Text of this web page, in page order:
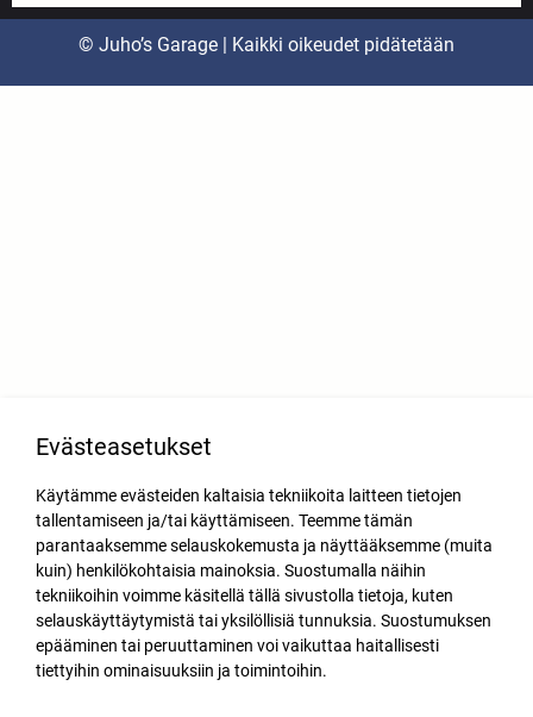
© Juho’s Garage | Kaikki oikeudet pidätetään
Evästeasetukset
Käytämme evästeiden kaltaisia tekniikoita laitteen tietojen
tallentamiseen ja/tai käyttämiseen. Teemme tämän
parantaaksemme selauskokemusta ja näyttääksemme (muita
kuin) henkilökohtaisia mainoksia. Suostumalla näihin
tekniikoihin voimme käsitellä tällä sivustolla tietoja, kuten
selauskäyttäytymistä tai yksilöllisiä tunnuksia. Suostumuksen
epääminen tai peruuttaminen voi vaikuttaa haitallisesti
tiettyihin ominaisuuksiin ja toimintoihin.